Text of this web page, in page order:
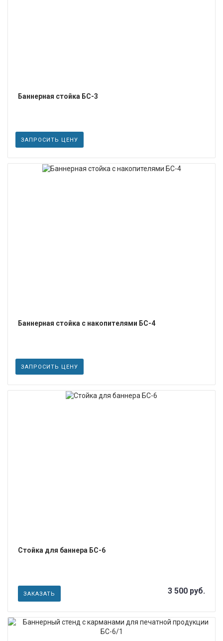
Баннерная стойка БС-3
ЗАПРОСИТЬ ЦЕНУ
Баннерная стойка с накопителями БС-4
ЗАПРОСИТЬ ЦЕНУ
Стойка для баннера БС-6
ЗАКАЗАТЬ 3 500 руб.